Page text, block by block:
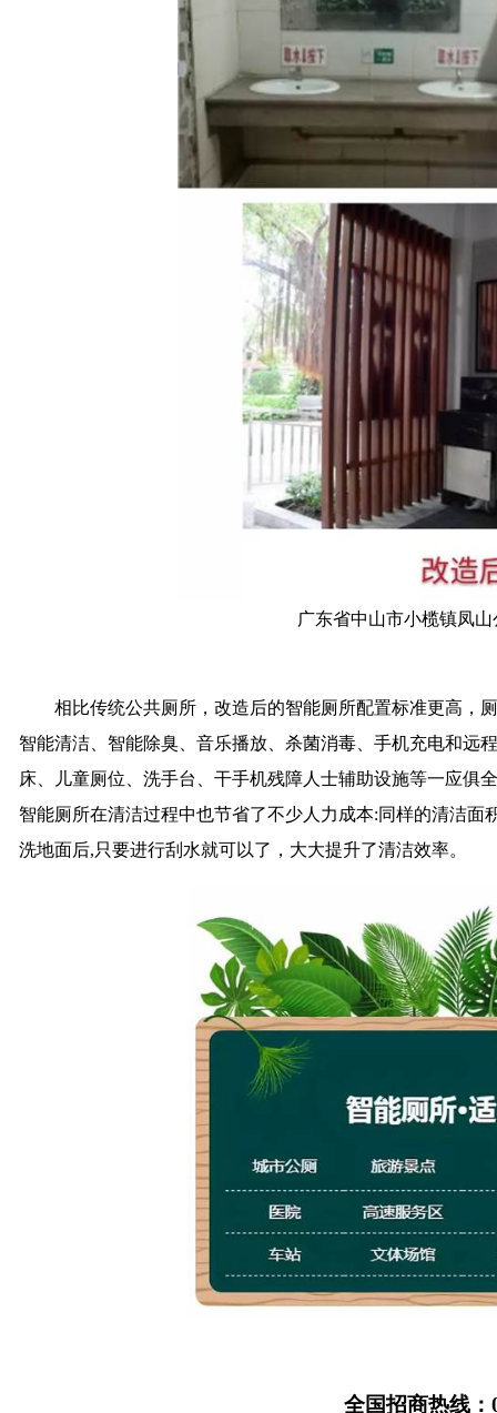
广东省中山市小榄镇凤
相比传统公共厕所，改造后的智能厕所配置标准更高，
智能清洁、智能除臭、音乐播放、杀菌消毒、手机充电和远
床、儿童厕位、洗手台、干手机残障人士辅助设施等一应俱
智能厕所在清洁过程中也节省了不少人力成本:同样的清洁面
洗地面后,只要进行刮水就可以了，大大提升了清洁效率。
全国招商热线：